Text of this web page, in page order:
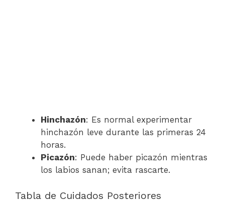
Hinchazón: Es normal experimentar
hinchazón leve durante las primeras 24
horas.
Picazón: Puede haber picazón mientras
los labios sanan; evita rascarte.
Tabla de Cuidados Posteriores